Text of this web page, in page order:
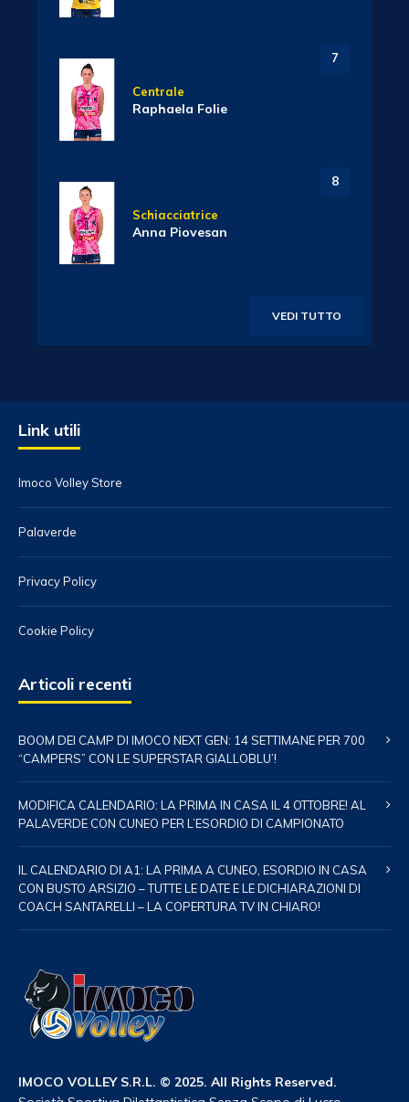
7
Centrale
Raphaela Folie
8
Schiacciatrice
Anna Piovesan
VEDI TUTTO
Link utili
Imoco Volley Store
Palaverde
Privacy Policy
Cookie Policy
Articoli recenti
BOOM DEI CAMP DI IMOCO NEXT GEN: 14 SETTIMANE PER 700
“CAMPERS” CON LE SUPERSTAR GIALLOBLU’!
MODIFICA CALENDARIO: LA PRIMA IN CASA IL 4 OTTOBRE! AL
PALAVERDE CON CUNEO PER L’ESORDIO DI CAMPIONATO
IL CALENDARIO DI A1: LA PRIMA A CUNEO, ESORDIO IN CASA
CON BUSTO ARSIZIO – TUTTE LE DATE E LE DICHIARAZIONI DI
COACH SANTARELLI – LA COPERTURA TV IN CHIARO!
IMOCO VOLLEY S.R.L. © 2025. All Rights Reserved.